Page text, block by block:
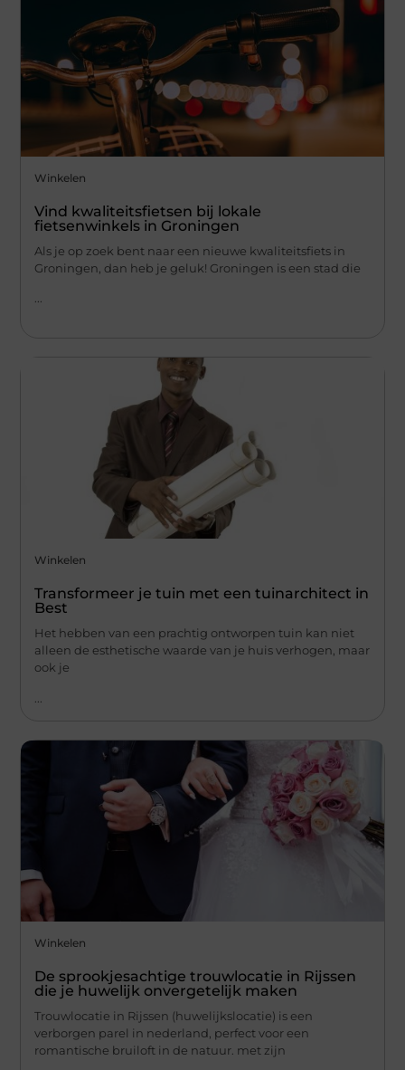
Winkelen
Vind kwaliteitsfietsen bij lokale
fietsenwinkels in Groningen
Als je op zoek bent naar een nieuwe kwaliteitsfiets in
Groningen, dan heb je geluk! Groningen is een stad die
...
Winkelen
Transformeer je tuin met een tuinarchitect in
Best
Het hebben van een prachtig ontworpen tuin kan niet
alleen de esthetische waarde van je huis verhogen, maar
ook je
Winkelen
De sprookjesachtige trouwlocatie in Rijssen
die je huwelijk onvergetelijk maken
Trouwlocatie in Rijssen (huwelijkslocatie) is een
verborgen parel in nederland, perfect voor een
romantische bruiloft in de natuur. met zijn